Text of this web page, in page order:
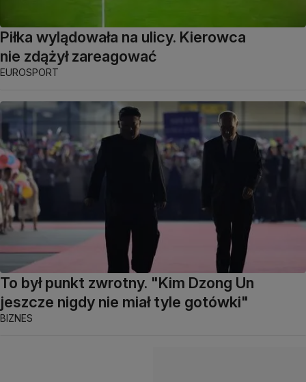
Piłka wylądowała na ulicy. Kierowca
nie zdążył zareagować
EUROSPORT
To był punkt zwrotny. "Kim Dzong Un
jeszcze nigdy nie miał tyle gotówki"
BIZNES